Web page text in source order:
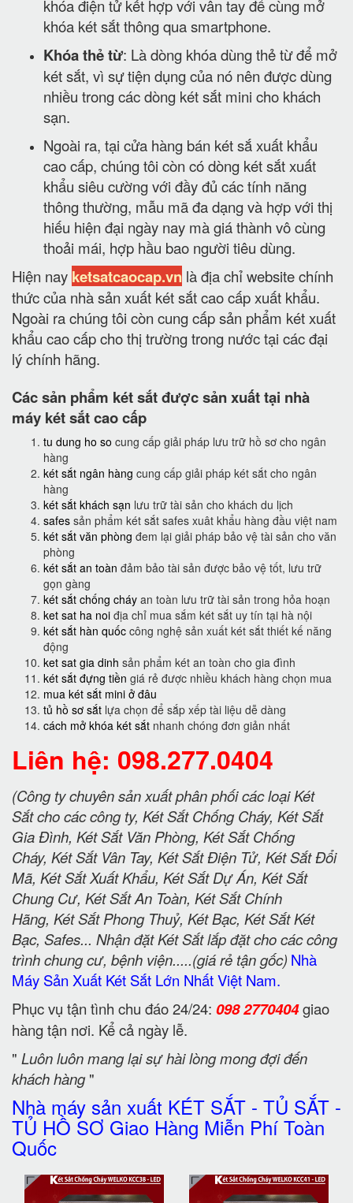
khóa điện tử kết hợp với vân tay để cùng mở
khóa két sắt thông qua smartphone.
Khóa thẻ từ: Là dòng khóa dùng thẻ từ để mở
két sắt, vì sự tiện dụng của nó nên được dùng
nhiều trong các dòng két sắt mini cho khách
sạn.
Ngoài ra, tại cửa hàng bán két sắ xuất khẩu
cao cấp, chúng tôi còn có dòng két sắt xuất
khẩu siêu cường với đầy đủ các tính năng
thông thường, mẫu mã đa dạng và hợp với thị
hiếu hiện đại ngày nay mà giá thành vô cùng
thoải mái, hợp hầu bao người tiêu dùng.
Hiện nay ketsatcaocap.vn là địa chỉ website chính
thức của nhà sản xuất két sắt cao cấp xuất khẩu.
Ngoài ra chúng tôi còn cung cấp sản phẩm két xuất
khẩu cao cấp cho thị trường trong nước tại các đại
lý chính hãng.
Các sản phẩm két sắt được sản xuất tại nhà
máy két sắt cao cấp
tu dung ho so cung cấp giải pháp lưu trữ hồ sơ cho ngân
hàng
két sắt ngân hàng cung cấp giải pháp két sắt cho ngân
hàng
két sắt khách sạn lưu trữ tài sản cho khách du lịch
safes sản phẩm két sắt safes xuât khẩu hàng đầu việt nam
két sắt văn phòng đem lại giải pháp bảo vệ tài sản cho văn
phòng
két sắt an toàn đảm bảo tài sản được bảo vệ tốt, lưu trữ
gọn gàng
két sắt chống cháy an toàn lưu trữ tài sản trong hỏa hoạn
ket sat ha noi địa chỉ mua sắm két sắt uy tín tại hà nội
két sắt hàn quốc công nghệ sản xuất két sắt thiết kế năng
động
ket sat gia dinh sản phẩm két an toàn cho gia đình
két sắt đựng tiền giá rẻ được nhiều khách hàng chọn mua
mua két sắt mini ở đâu
tủ hồ sơ sắt lựa chọn để sắp xếp tài liệu dễ dàng
cách mở khóa két sắt nhanh chóng đơn giản nhất
Liên hệ: 098.277.0404
(Công ty chuyên sản xuất phân phối các loại Két
Sắt cho các công ty, Két Sắt Chống Cháy, Két Sắt
Gia Đình, Két Sắt Văn Phòng, Két Sắt Chống
Cháy, Két Sắt Vân Tay, Két Sắt Điện Tử, Két Sắt Đổi
Mã, Két Sắt Xuất Khẩu, Két Sắt Dự Án, Két Sắt
Chung Cư, Két Sắt An Toàn, Két Sắt Chính
Hãng, Két Sắt Phong Thuỷ, Két Bạc, Két Sắt Két
Bạc, Safes... Nhận đặt Két Sắt lắp đặt cho các công
trình chung cư, bệnh viện.....(giá rẻ tận gốc) Nhà
Máy Sản Xuất Két Sắt Lớn Nhất Việt Nam.
Phục vụ tận tình chu đáo 24/24: 098 2770404giao
hàng tận nơi. Kể cả ngày lễ.
" Luôn luôn mang lại sự hài lòng mong đợi đến
khách hàng"
Nhà máy sản xuất KÉT SẮT - TỦ SẮT -
TỦ HỒ SƠ Giao Hàng Miễn Phí Toàn
Quốc